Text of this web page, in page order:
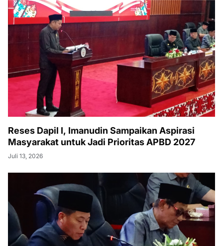
Reses Dapil I, Imanudin Sampaikan Aspirasi
Masyarakat untuk Jadi Prioritas APBD 2027
Juli 13, 2026